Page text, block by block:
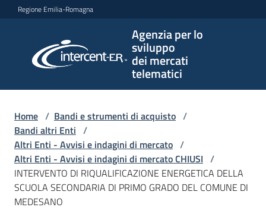
Vai al contenuto
Vai alla navigazione
Vai al footer
Regione Emilia-Romagna
Agenzia per lo
sviluppo
dei mercati
telematici
per lo
sviluppo
telematici
L'Agenzia
Home / Bandi e strumenti di acquisto /
Bandi altri Enti /
Altri Enti - Avvisi e indagini di mercato /
Altri Enti - Avvisi e indagini di mercato CHIUSI /
INTERVENTO DI RIQUALIFICAZIONE ENERGETICA DELLA
SCUOLA SECONDARIA DI PRIMO GRADO DEL COMUNE DI
MEDESANO